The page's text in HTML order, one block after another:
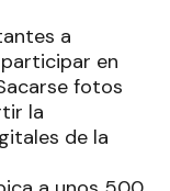
a
en
fotos
la
de la